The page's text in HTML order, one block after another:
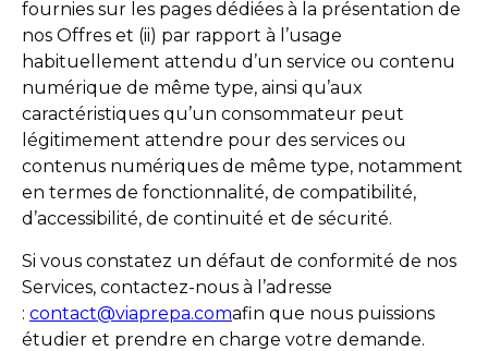
fournies sur les pages dédiées à la présentation de
nos Offres et (ii) par rapport à l’usage
habituellement attendu d’un service ou contenu
numérique de même type, ainsi qu’aux
caractéristiques qu’un consommateur peut
légitimement attendre pour des services ou
contenus numériques de même type, notamment
en termes de fonctionnalité, de compatibilité,
d’accessibilité, de continuité et de sécurité.
Si vous constatez un défaut de conformité de nos
Services, contactez-nous à l’adresse
: contact@viaprepa.comafin que nous puissions
étudier et prendre en charge votre demande.